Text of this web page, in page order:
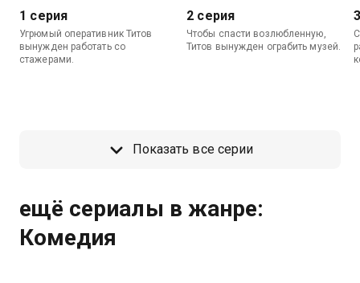
1 серия
Угрюмый оперативник Титов
вынужден работать со
стажерами.
2 серия
Чтобы спасти возлюбленную,
Титов вынужден ограбить музей.
Показать все серии
ещё сериалы в жанре:
Комедия